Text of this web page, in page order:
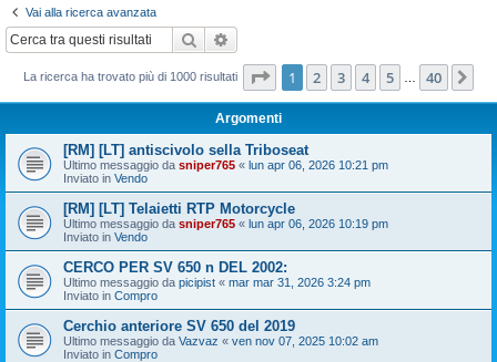
Vai alla ricerca avanzata
Cerca
La ricerca ha trovato più di 1000 risultati Pagina di 40
1 2 3 4 5 40
Argomenti
[RM] [LT] antiscivolo sella Triboseat
Ultimo messaggio da sniper765 « lun apr 06, 2026 10:21 pm
Inviato in Vendo
[RM] [LT] Telaietti RTP Motorcycle
Ultimo messaggio da sniper765 « lun apr 06, 2026 10:19 pm
Inviato in Vendo
CERCO PER SV 650 n DEL 2002:
Ultimo messaggio da picipist « mar mar 31, 2026 3:24 pm
Inviato in Compro
Cerchio anteriore SV 650 del 2019
Ultimo messaggio da Vazvaz « ven nov 07, 2025 10:02 am
Inviato in Compro